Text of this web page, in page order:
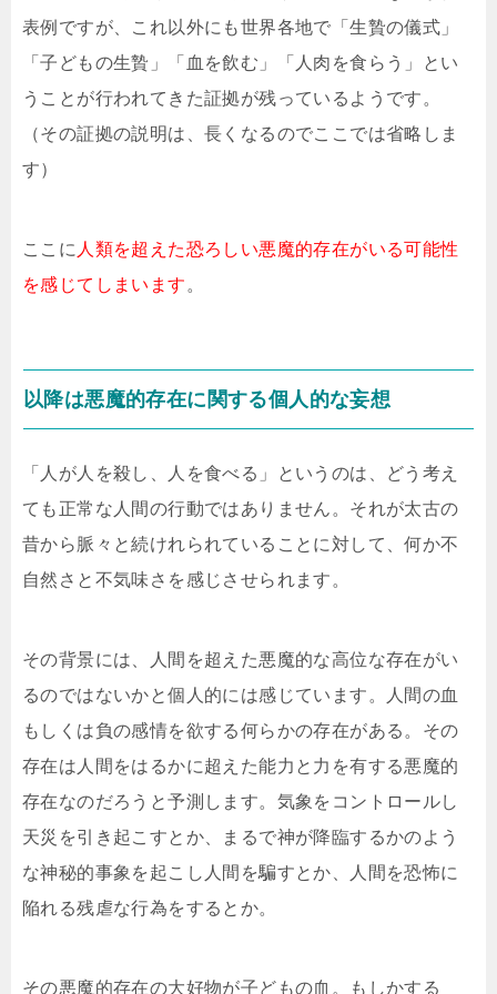
表例ですが、これ以外にも世界各地で「生贄の儀式」
「子どもの生贄」「血を飲む」「人肉を食らう」とい
うことが行われてきた証拠が残っているようです。
（その証拠の説明は、長くなるのでここでは省略しま
す）
ここに 人類を超えた恐ろしい悪魔的存在がいる可能性
を感じてしまいます 。
以降は悪魔的存在に関する個人的な妄想
「人が人を殺し、人を食べる」というのは、どう考え
ても正常な人間の行動ではありません。それが太古の
昔から脈々と続けれられていることに対して、何か不
自然さと不気味さを感じさせられます。
その背景には、人間を超えた悪魔的な高位な存在がい
るのではないかと個人的には感じています。人間の血
もしくは負の感情を欲する何らかの存在がある。その
存在は人間をはるかに超えた能力と力を有する悪魔的
存在なのだろうと予測します。気象をコントロールし
天災を引き起こすとか、まるで神が降臨するかのよう
な神秘的事象を起こし人間を騙すとか、人間を恐怖に
陥れる残虐な行為をするとか。
その悪魔的存在の大好物が子どもの血。もしかする